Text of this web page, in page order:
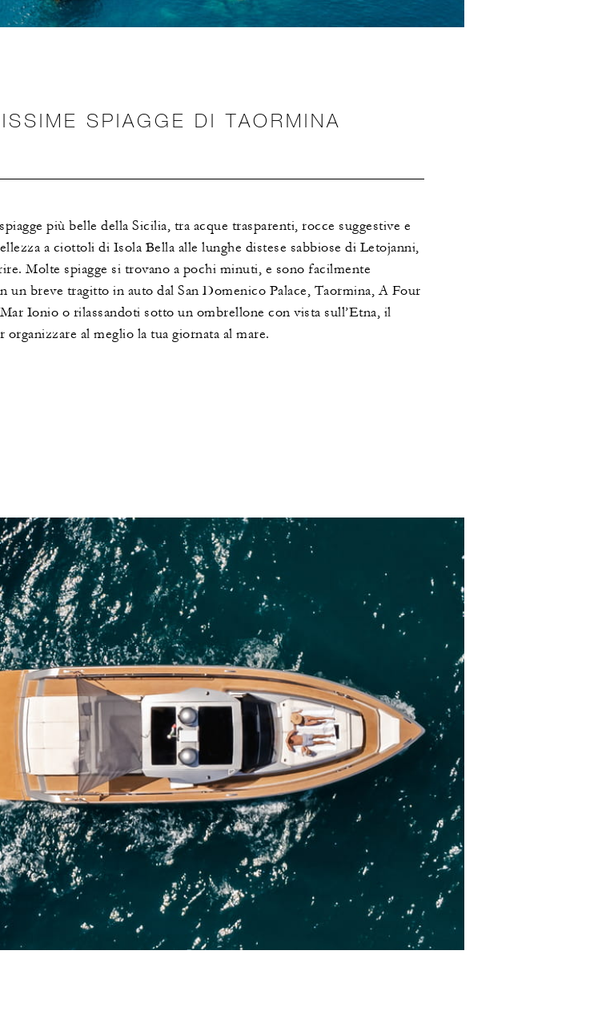
SPIAGGE DI TAORMINA
più belle della Sicilia, tra acque trasparenti, rocce suggestive e
a ciottoli di Isola Bella alle lunghe distese sabbiose di Letojanni,
Molte spiagge si trovano a pochi minuti, e sono facilmente
un breve tragitto in auto dal San Domenico Palace, Taormina, A Four
Ionio o rilassandoti sotto un ombrellone con vista sull’Etna, il
al meglio la tua giornata al mare.